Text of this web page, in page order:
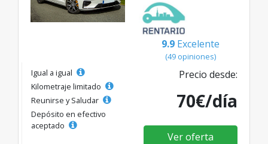
9.9 Excelente
(49 opiniones)
Igual a igual
Kilometraje limitado
Reunirse y Saludar
Depósito en efectivo
aceptado
Precio desde:
70€/día
Ver oferta